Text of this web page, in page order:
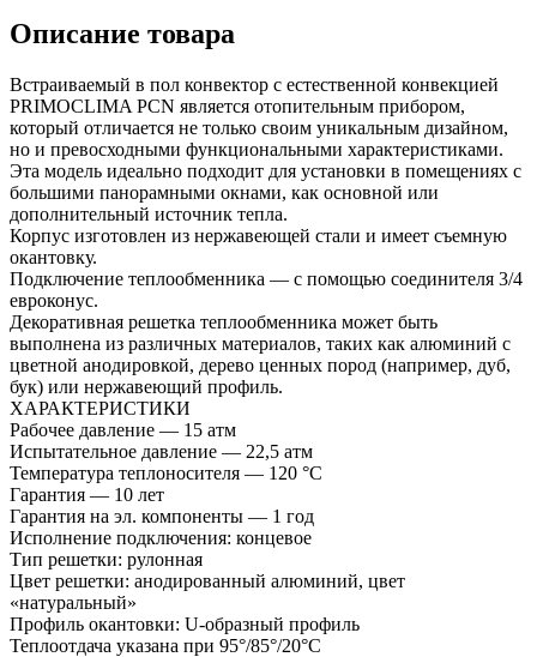
Описание товара
Встраиваемый в пол конвектор с естественной конвекцией
PRIMOCLIMA PCN является отопительным прибором,
который отличается не только своим уникальным дизайном,
но и превосходными функциональными характеристиками.
Эта модель идеально подходит для установки в помещениях с
большими панорамными окнами, как основной или
дополнительный источник тепла.
Корпус изготовлен из нержавеющей стали и имеет съемную
окантовку.
Подключение теплообменника — с помощью соединителя 3/4
евроконус.
Декоративная решетка теплообменника может быть
выполнена из различных материалов, таких как алюминий с
цветной анодировкой, дерево ценных пород (например, дуб,
бук) или нержавеющий профиль.
ХАРАКТЕРИСТИКИ
Рабочее давление — 15 атм
Испытательное давление — 22,5 атм
Температура теплоносителя — 120 °С
Гарантия — 10 лет
Гарантия на эл. компоненты — 1 год
Исполнение подключения: концевое
Тип решетки: рулонная
Цвет решетки: анодированный алюминий, цвет
«натуральный»
Профиль окантовки: U-образный профиль
Теплоотдача указана при 95°/85°/20°С